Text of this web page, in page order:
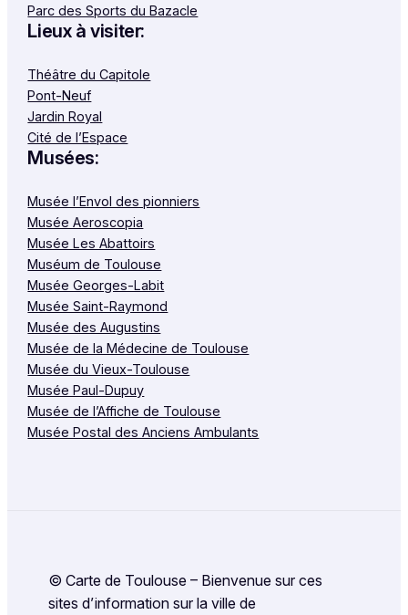
Parc des Sports du Bazacle
Lieux à visiter:
Théâtre du Capitole
Pont-Neuf
Jardin Royal
Cité de l’Espace
Musées:
Musée l’Envol des pionniers
Musée Aeroscopia
Musée Les Abattoirs
Muséum de Toulouse
Musée Georges-Labit
Musée Saint-Raymond
Musée des Augustins
Musée de la Médecine de Toulouse
Musée du Vieux-Toulouse
Musée Paul-Dupuy
Musée de l’Affiche de Toulouse
Musée Postal des Anciens Ambulants
© Carte de Toulouse – Bienvenue sur ces
sites d’information sur la ville de